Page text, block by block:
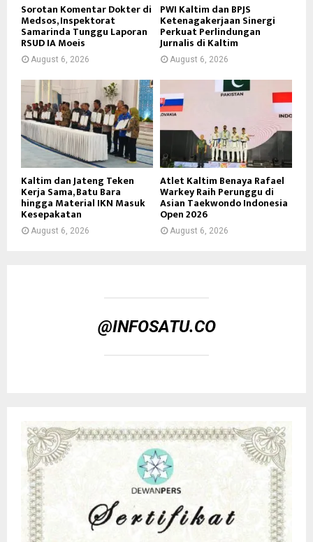
Sorotan Komentar Dokter di
Medsos, Inspektorat
Samarinda Tunggu Laporan
RSUD IA Moeis
August 6, 2026
PWI Kaltim dan BPJS
Ketenagakerjaan Sinergi
Perkuat Perlindungan
Jurnalis di Kaltim
August 6, 2026
Kaltim dan Jateng Teken
Kerja Sama, Batu Bara
hingga Material IKN Masuk
Kesepakatan
August 6, 2026
Atlet Kaltim Benaya Rafael
Warkey Raih Perunggu di
Asian Taekwondo Indonesia
Open 2026
August 6, 2026
@INFOSATU.CO